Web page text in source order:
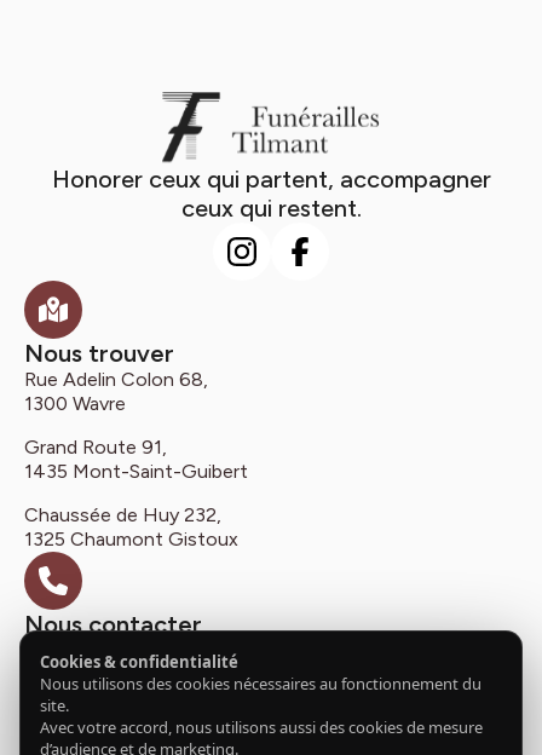
Honorer ceux qui partent, accompagner
ceux qui restent.
Nous trouver
Rue Adelin Colon 68,
1300 Wavre
Grand Route 91,
1435 Mont-Saint-Guibert
Chaussée de Huy 232,
1325 Chaumont Gistoux
Nous contacter
+32 475 86 37 09
funeraillestilmant@gmail.com
© 2026 Funérailles Tilmant. Créé par Hungry Nuggets.
CookiesConfidentialité
Cookies & confidentialité
Nous utilisons des cookies nécessaires au fonctionnement du
site.
Avec votre accord, nous utilisons aussi des cookies de mesure
d’audience et de marketing.